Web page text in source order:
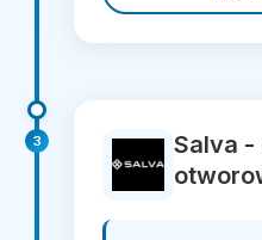
3
Salva -